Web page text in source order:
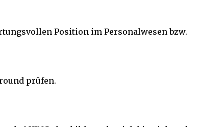
Position im Personalwesen bzw.
prüfen.